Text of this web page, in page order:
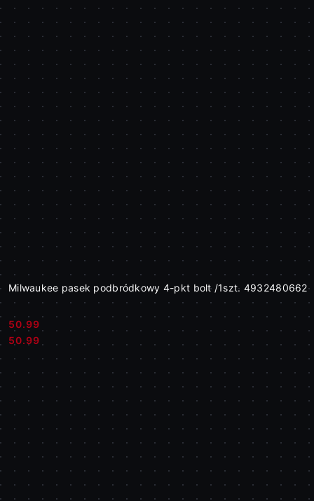
Milwaukee pasek podbródkowy 4-pkt bolt /1szt. 4932480662
Cena:
50.99
Cena:
50.99